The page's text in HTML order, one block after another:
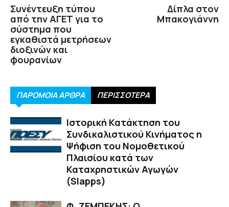
Συνέντευξη τύπου
από την ΑΓΕΤ για το
σύστημα που
εγκαθιστά μετρήσεων
διοξινών και
φουρανίων
Δίπλα στον
Μπακογιάννη
ΠΑΡΟΜΟΙΑ ΑΡΘΡΑ ΠΕΡΙΣΣΟΤΕΡΑ
Ιστορική Κατάκτηση του
Συνδικαλιστικού Κινήματος η
Ψήφιση του Νομοθετικού
Πλαισίου κατά των
Καταχρηστικών Αγωγών
(Slapps)